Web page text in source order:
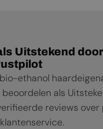
Uitstekend
ethanol
als
reviews